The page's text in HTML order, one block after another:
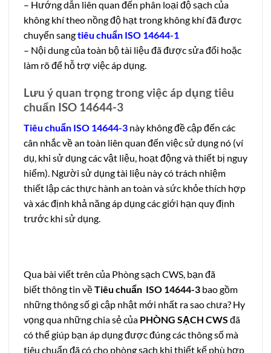
– Hướng dẫn liên quan đến phân loại độ sạch của
không khí theo nồng độ hạt trong không khí đã được
chuyển sangtiêu chuẩn ISO 14644-1
– Nội dung của toàn bộ tài liệu đã được sửa đổi hoặc
làm rõ để hỗ trợ việc áp dụng.
Lưu ý quan trọng trong việc áp dụng tiêu
chuẩn ISO 14644-3
Tiêu chuẩn ISO 14644-3 này không đề cập đến các
cân nhắc về an toàn liên quan đến việc sử dụng nó (ví
dụ, khi sử dụng các vật liệu, hoạt động và thiết bị nguy
hiểm). Người sử dụng tài liệu này có trách nhiệm
thiết lập các thực hành an toàn và sức khỏe thích hợp
và xác định khả năng áp dụng các giới hạn quy định
trước khi sử dụng.
Qua bài viết trên của Phòng sạch CWS, bạn đã
biết thông tin vềTiêu chuẩn ISO 14644-3 bao gồm
những thông số gì cập nhật mới nhất ra sao chưa? Hy
vọng qua những chia sẻ của PHÒNG SẠCH CWS đã
có thể giúp bạn áp dụng được đúng các thông số mà
tiêu chuẩn đã có cho phòng sạch khi thiết kế phù hợp